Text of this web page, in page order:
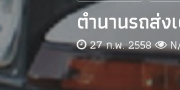
ตำนานรถส่
27 ก.พ. 2558